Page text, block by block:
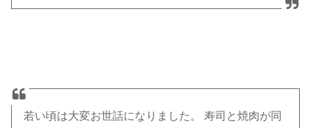
若い頃は大変お世話になりました。 寿司と焼肉が同